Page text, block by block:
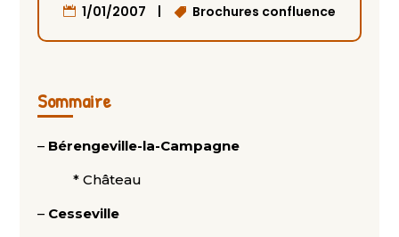
1/01/2007 | Brochures confluence
Sommaire
– Bérengeville-la-Campagne
* Château
– Cesseville